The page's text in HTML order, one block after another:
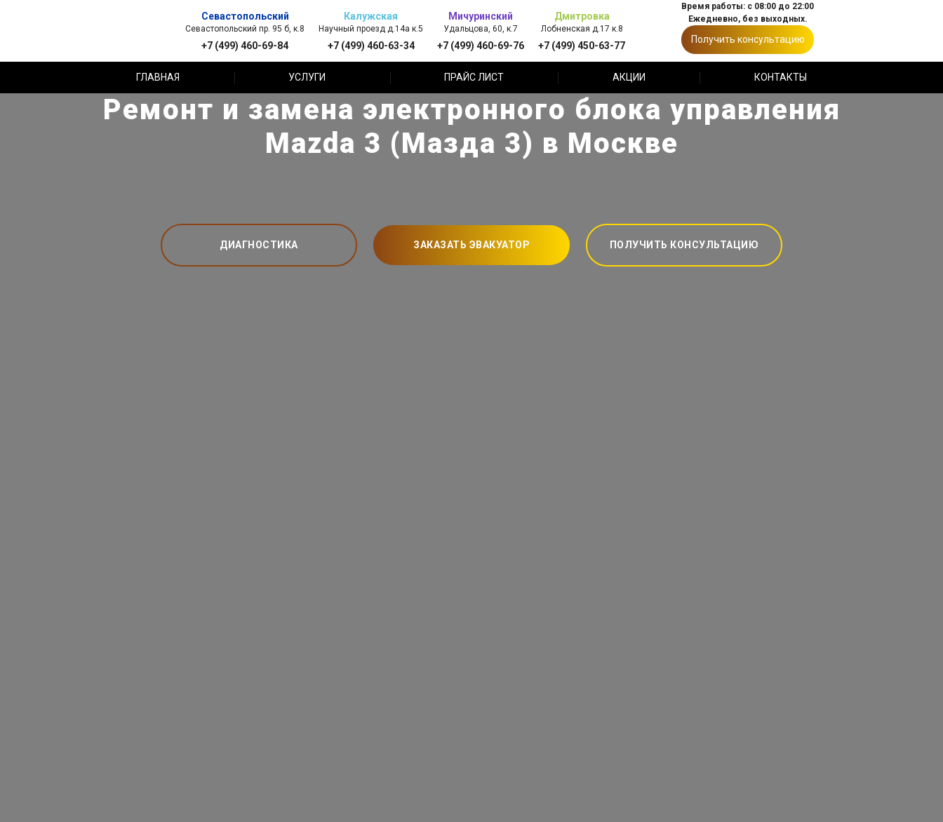
Севастопольский
Севастопольский пр. 95 б, к.8
+7 (499) 460-69-84
Калужская
Научный проезд д.14а к.5
+7 (499) 460-63-34
Мичуринский
Удальцова, 60, к.7
+7 (499) 460-69-76
Дмитровка
Лобненская д.17 к.8
+7 (499) 450-63-77
Время работы: с 08:00 до 22:00
Ежедневно, без выходных.
Получить консультацию
ГЛАВНАЯ УСЛУГИ ПРАЙС ЛИСТ АКЦИИ КОНТАКТЫ
Ремонт и замена электронного блока управления
Mazda 3 (Мазда 3) в Москве
ДИАГНОСТИКА ЗАКАЗАТЬ ЭВАКУАТОР ПОЛУЧИТЬ КОНСУЛЬТАЦИЮ